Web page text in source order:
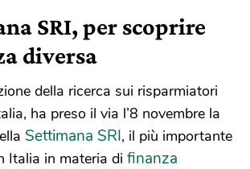
SRI, per scoprire
diversa
della ricerca sui risparmiatori
ha preso il via l’8 novembre la
Settimana SRI, il più importante
Italia in materia di finanza